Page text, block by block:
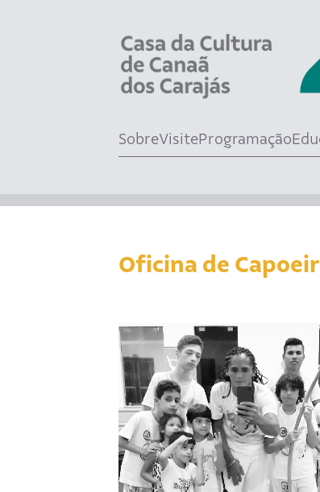
SobreVisiteProgramação
Oficina de